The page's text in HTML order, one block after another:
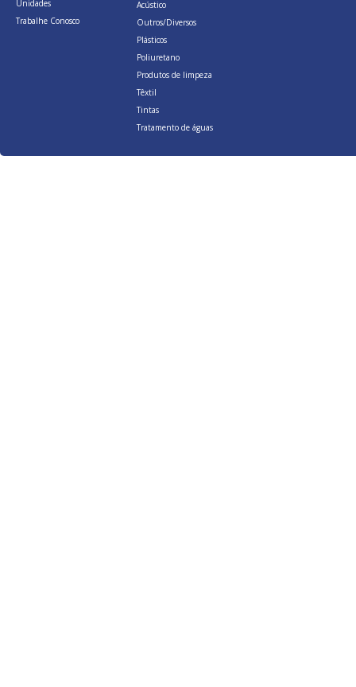
Unidades
Trabalhe Conosco
Acústico
Outros/Diversos
Plásticos
Poliuretano
Produtos de limpeza
Têxtil
Tintas
Tratamento de águas